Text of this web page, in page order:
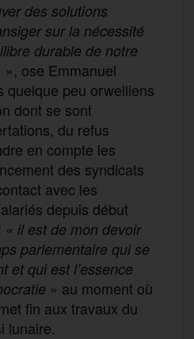
des solutions
sur la nécessité
durable de notre
», ose Emmanuel
quelque peu orwelliens
dont se sont
du refus
en compte les
des syndicats
avec les
depuis début
« il est de mon devoir
parlementaire qui se
et qui est l’essence
» au moment où
fin aux travaux du
lunaire.